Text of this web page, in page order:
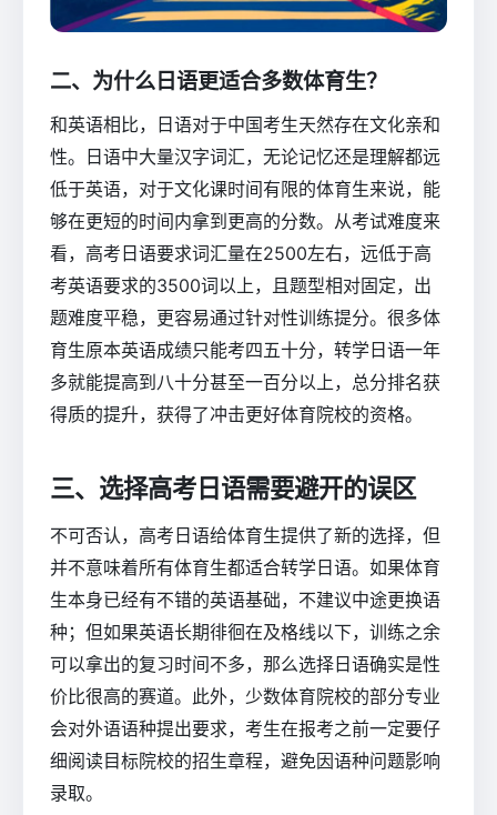
二、为什么日语更适合多数体育生？
和英语相比，日语对于中国考生天然存在文化亲和
性。日语中大量汉字词汇，无论记忆还是理解都远
低于英语，对于文化课时间有限的体育生来说，能
够在更短的时间内拿到更高的分数。从考试难度来
看，高考日语要求词汇量在2500左右，远低于高
考英语要求的3500词以上，且题型相对固定，出
题难度平稳，更容易通过针对性训练提分。很多体
育生原本英语成绩只能考四五十分，转学日语一年
多就能提高到八十分甚至一百分以上，总分排名获
得质的提升，获得了冲击更好体育院校的资格。
三、选择高考日语需要避开的误区
不可否认，高考日语给体育生提供了新的选择，但
并不意味着所有体育生都适合转学日语。如果体育
生本身已经有不错的英语基础，不建议中途更换语
种；但如果英语长期徘徊在及格线以下，训练之余
可以拿出的复习时间不多，那么选择日语确实是性
价比很高的赛道。此外，少数体育院校的部分专业
会对外语语种提出要求，考生在报考之前一定要仔
细阅读目标院校的招生章程，避免因语种问题影响
录取。